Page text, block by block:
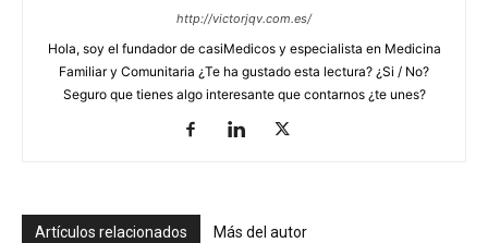
http://victorjqv.com.es/
Hola, soy el fundador de casiMedicos y especialista en Medicina
Familiar y Comunitaria ¿Te ha gustado esta lectura? ¿Si / No?
Seguro que tienes algo interesante que contarnos ¿te unes?
Artículos relacionados Más del autor